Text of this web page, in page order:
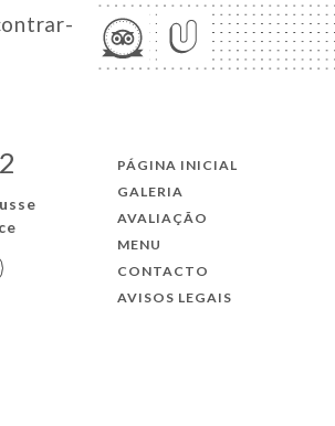
PÁGINA INICIAL
GALERIA
AVALIAÇÃO
MENU
CONTACTO
AVISOS LEGAIS